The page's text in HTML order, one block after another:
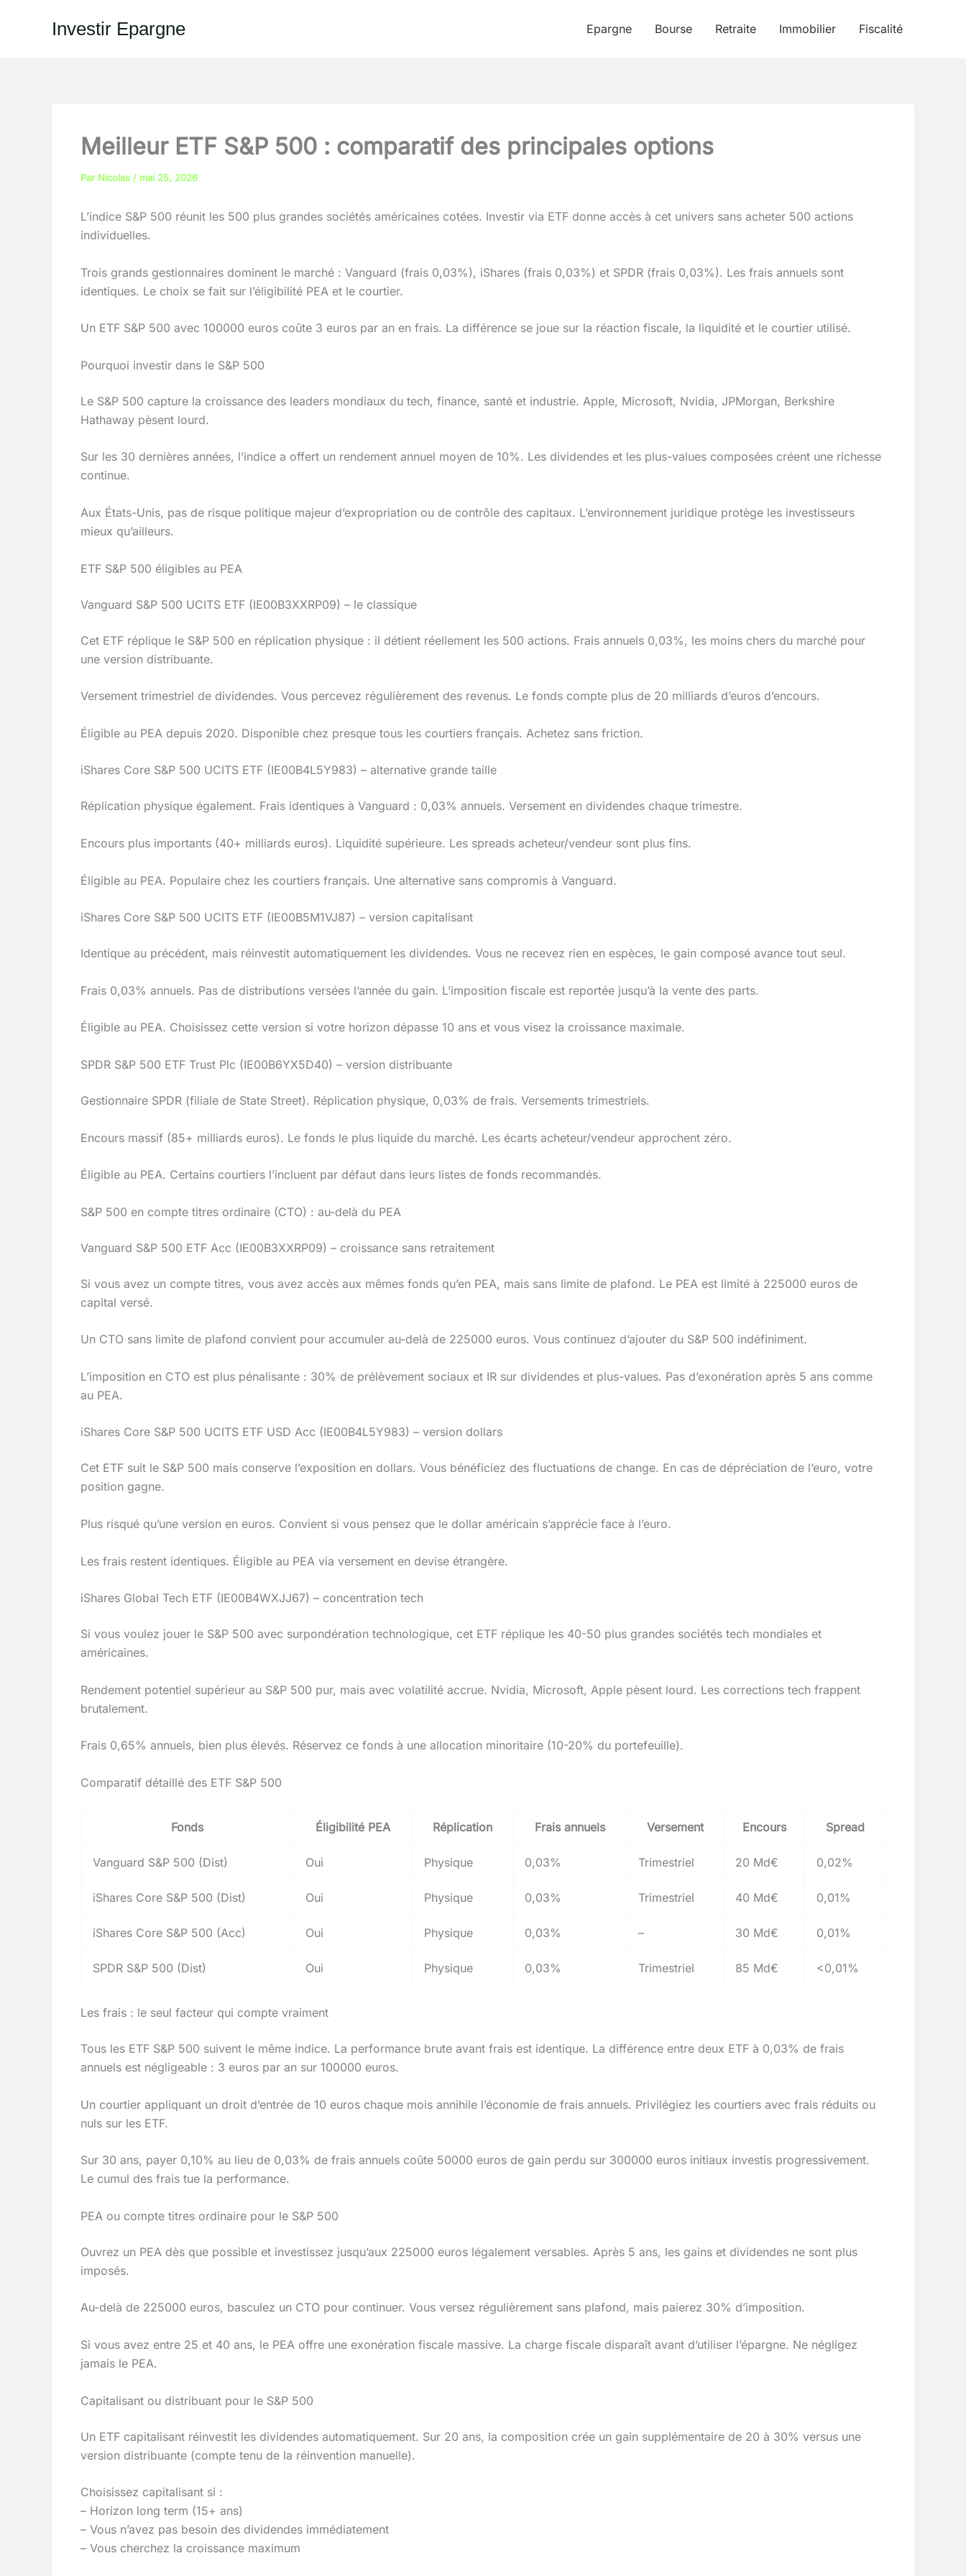
Investir Epargne Epargne Bourse Retraite Immobilier Fiscalité
Meilleur ETF S&P 500 : comparatif des principales options
Par Nicolas / mai 25, 2026
L’indice S&P 500 réunit les 500 plus grandes sociétés américaines cotées. Investir via ETF donne accès à cet univers sans acheter 500 actions
individuelles.
Trois grands gestionnaires dominent le marché : Vanguard (frais 0,03%), iShares (frais 0,03%) et SPDR (frais 0,03%). Les frais annuels sont
identiques. Le choix se fait sur l’éligibilité PEA et le courtier.
Un ETF S&P 500 avec 100000 euros coûte 3 euros par an en frais. La différence se joue sur la réaction fiscale, la liquidité et le courtier utilisé.
Pourquoi investir dans le S&P 500
Le S&P 500 capture la croissance des leaders mondiaux du tech, finance, santé et industrie. Apple, Microsoft, Nvidia, JPMorgan, Berkshire
Hathaway pèsent lourd.
Sur les 30 dernières années, l’indice a offert un rendement annuel moyen de 10%. Les dividendes et les plus-values composées créent une richesse
continue.
Aux États-Unis, pas de risque politique majeur d’expropriation ou de contrôle des capitaux. L’environnement juridique protège les investisseurs
mieux qu’ailleurs.
ETF S&P 500 éligibles au PEA
Vanguard S&P 500 UCITS ETF (IE00B3XXRP09) – le classique
Cet ETF réplique le S&P 500 en réplication physique : il détient réellement les 500 actions. Frais annuels 0,03%, les moins chers du marché pour
une version distribuante.
Versement trimestriel de dividendes. Vous percevez régulièrement des revenus. Le fonds compte plus de 20 milliards d’euros d’encours.
Éligible au PEA depuis 2020. Disponible chez presque tous les courtiers français. Achetez sans friction.
iShares Core S&P 500 UCITS ETF (IE00B4L5Y983) – alternative grande taille
Réplication physique également. Frais identiques à Vanguard : 0,03% annuels. Versement en dividendes chaque trimestre.
Encours plus importants (40+ milliards euros). Liquidité supérieure. Les spreads acheteur/vendeur sont plus fins.
Éligible au PEA. Populaire chez les courtiers français. Une alternative sans compromis à Vanguard.
iShares Core S&P 500 UCITS ETF (IE00B5M1VJ87) – version capitalisant
Identique au précédent, mais réinvestit automatiquement les dividendes. Vous ne recevez rien en espèces, le gain composé avance tout seul.
Frais 0,03% annuels. Pas de distributions versées l’année du gain. L’imposition fiscale est reportée jusqu’à la vente des parts.
Éligible au PEA. Choisissez cette version si votre horizon dépasse 10 ans et vous visez la croissance maximale.
SPDR S&P 500 ETF Trust Plc (IE00B6YX5D40) – version distribuante
Gestionnaire SPDR (filiale de State Street). Réplication physique, 0,03% de frais. Versements trimestriels.
Encours massif (85+ milliards euros). Le fonds le plus liquide du marché. Les écarts acheteur/vendeur approchent zéro.
Éligible au PEA. Certains courtiers l’incluent par défaut dans leurs listes de fonds recommandés.
S&P 500 en compte titres ordinaire (CTO) : au-delà du PEA
Vanguard S&P 500 ETF Acc (IE00B3XXRP09) – croissance sans retraitement
Si vous avez un compte titres, vous avez accès aux mêmes fonds qu’en PEA, mais sans limite de plafond. Le PEA est limité à 225000 euros de
capital versé.
Un CTO sans limite de plafond convient pour accumuler au-delà de 225000 euros. Vous continuez d’ajouter du S&P 500 indéfiniment.
L’imposition en CTO est plus pénalisante : 30% de prélèvement sociaux et IR sur dividendes et plus-values. Pas d’exonération après 5 ans comme
au PEA.
iShares Core S&P 500 UCITS ETF USD Acc (IE00B4L5Y983) – version dollars
Cet ETF suit le S&P 500 mais conserve l’exposition en dollars. Vous bénéficiez des fluctuations de change. En cas de dépréciation de l’euro, votre
position gagne.
Plus risqué qu’une version en euros. Convient si vous pensez que le dollar américain s’apprécie face à l’euro.
Les frais restent identiques. Éligible au PEA via versement en devise étrangère.
iShares Global Tech ETF (IE00B4WXJJ67) – concentration tech
Si vous voulez jouer le S&P 500 avec surpondération technologique, cet ETF réplique les 40-50 plus grandes sociétés tech mondiales et
américaines.
Rendement potentiel supérieur au S&P 500 pur, mais avec volatilité accrue. Nvidia, Microsoft, Apple pèsent lourd. Les corrections tech frappent
brutalement.
Frais 0,65% annuels, bien plus élevés. Réservez ce fonds à une allocation minoritaire (10-20% du portefeuille).
Comparatif détaillé des ETF S&P 500
Fonds Éligibilité PEA Réplication Frais annuels Versement Encours Spread
Vanguard S&P 500 (Dist) Oui Physique 0,03% Trimestriel 20 Md€ 0,02%
iShares Core S&P 500 (Dist) Oui Physique 0,03% Trimestriel 40 Md€ 0,01%
iShares Core S&P 500 (Acc) Oui Physique 0,03% – 30 Md€ 0,01%
SPDR S&P 500 (Dist) Oui Physique 0,03% Trimestriel 85 Md€ <0,01%
Les frais : le seul facteur qui compte vraiment
Tous les ETF S&P 500 suivent le même indice. La performance brute avant frais est identique. La différence entre deux ETF à 0,03% de frais
annuels est négligeable : 3 euros par an sur 100000 euros.
Un courtier appliquant un droit d’entrée de 10 euros chaque mois annihile l’économie de frais annuels. Privilégiez les courtiers avec frais réduits ou
nuls sur les ETF.
Sur 30 ans, payer 0,10% au lieu de 0,03% de frais annuels coûte 50000 euros de gain perdu sur 300000 euros initiaux investis progressivement.
Le cumul des frais tue la performance.
PEA ou compte titres ordinaire pour le S&P 500
Ouvrez un PEA dès que possible et investissez jusqu’aux 225000 euros légalement versables. Après 5 ans, les gains et dividendes ne sont plus
imposés.
Au-delà de 225000 euros, basculez un CTO pour continuer. Vous versez régulièrement sans plafond, mais paierez 30% d’imposition.
Si vous avez entre 25 et 40 ans, le PEA offre une exonération fiscale massive. La charge fiscale disparaît avant d’utiliser l’épargne. Ne négligez
jamais le PEA.
Capitalisant ou distribuant pour le S&P 500
Un ETF capitalisant réinvestit les dividendes automatiquement. Sur 20 ans, la composition crée un gain supplémentaire de 20 à 30% versus une
version distribuante (compte tenu de la réinvention manuelle).
Choisissez capitalisant si :
– Horizon long term (15+ ans)
– Vous n’avez pas besoin des dividendes immédiatement
– Vous cherchez la croissance maximum